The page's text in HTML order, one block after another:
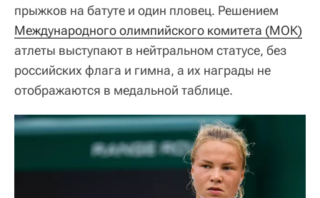
прыжков на батуте и один пловец. Решением
Международного олимпийского комитета (МОК)
атлеты выступают в нейтральном статусе, без
российских флага и гимна, а их награды не
отображаются в медальной таблице.